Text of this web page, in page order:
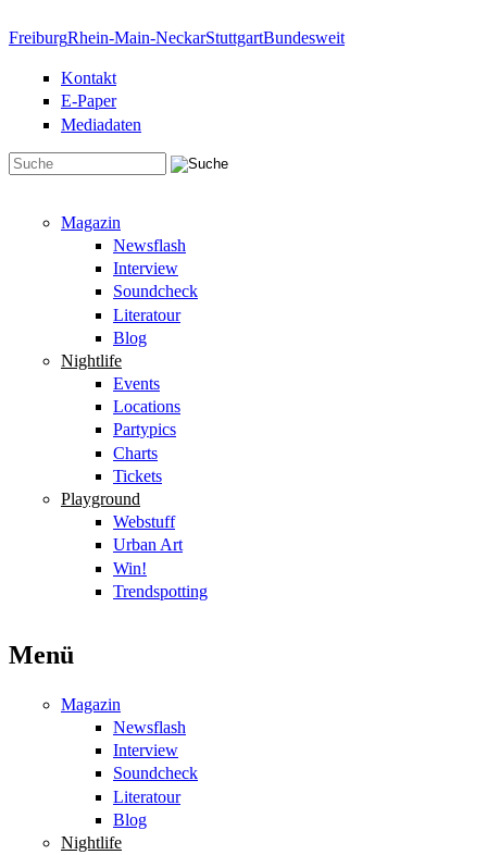
FreiburgRhein-Main-NeckarStuttgartBundesweit
Kontakt
E-Paper
Mediadaten
Magazin
Newsflash
Interview
Soundcheck
Literatour
Blog
Nightlife
Events
Locations
Partypics
Charts
Tickets
Playground
Webstuff
Urban Art
Win!
Trendspotting
Menü
Magazin
Newsflash
Interview
Soundcheck
Literatour
Blog
Nightlife